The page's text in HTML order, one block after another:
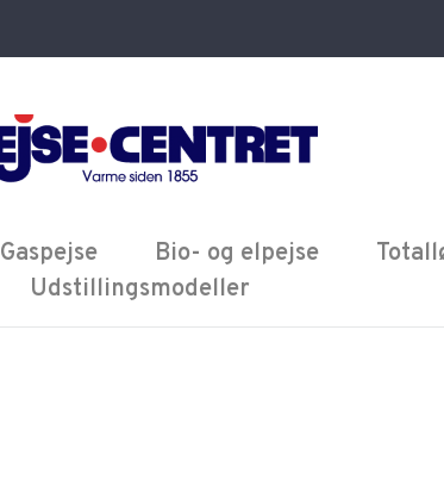
Gaspejse Bio- og elpejse
Udstillingsmodeller